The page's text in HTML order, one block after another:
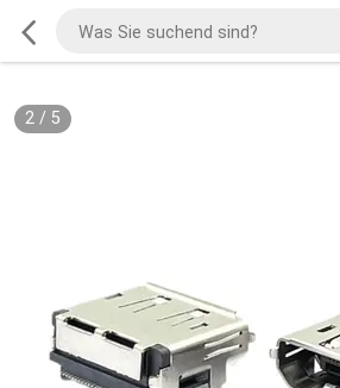
2/ 5